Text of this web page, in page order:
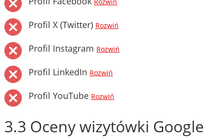
Rozwiń
Profil X (Twitter) Rozwiń
Profil Instagram Rozwiń
Profil LinkedIn Rozwiń
Profil YouTube Rozwiń
3.3 Oceny wizytówki Google